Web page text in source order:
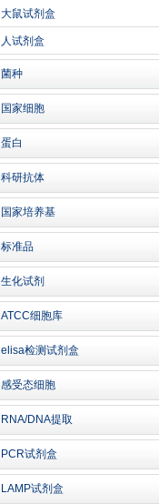
大鼠试剂盒
人试剂盒
菌种
国家细胞
蛋白
科研抗体
国家培养基
标准品
生化试剂
ATCC细胞库
elisa检测试剂盒
感受态细胞
RNA/DNA提取
PCR试剂盒
LAMP试剂盒